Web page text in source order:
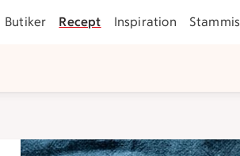
Butiker Recept Inspiration Stammis